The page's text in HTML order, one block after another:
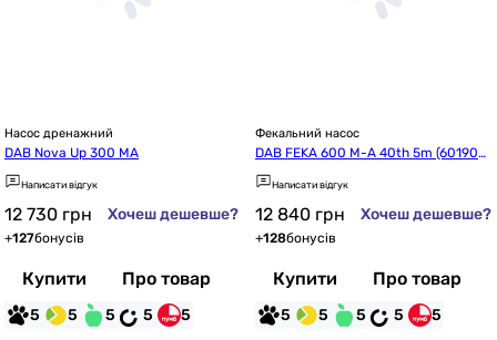
Насос дренажний
DAB Nova Up 300 MA
Написати відгук
12 730 грн Хочеш дешевше?
+127бонусів
Купити Про товар
5 5 5 5 5
Фекальний насос
DAB FEKA 600 M-A 40th 5m (601903
43H)
Написати відгук
12 840 грн Хочеш дешевше?
+128бонусів
Купити Про товар
5 5 5 5 5